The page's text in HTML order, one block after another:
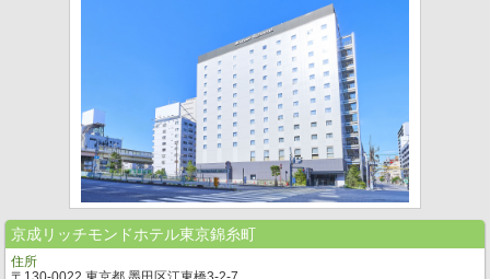
京成リッチモンドホテル東京錦糸町
住所